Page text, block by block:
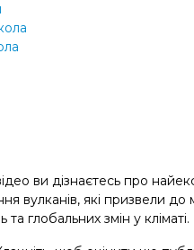
ви дізнаєтесь про
вулканів, які призвели
та глобальних змін у кліматі.